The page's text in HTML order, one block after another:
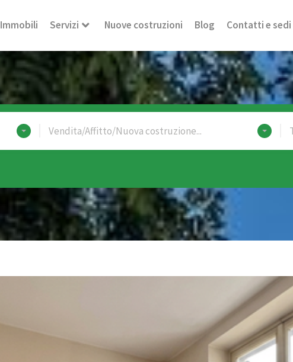
Immobili Servizi Nuove costruzioni Blog Contatti e sedi
Vendita/Affitto/Nuova costruzione...